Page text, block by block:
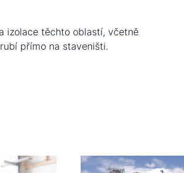
izolace těchto oblastí, včetně
přímo na staveništi.